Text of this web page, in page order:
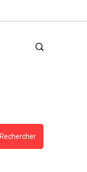
Rechercher